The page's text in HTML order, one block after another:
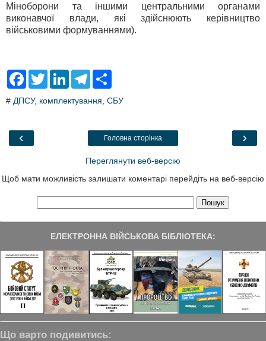
Міноборони та іншими центральними органами
виконавчої влади, які здійснюють керівництво
військовими формуваннями).
F
e
o
T
t
L
k
T
e
a
r
# ДПСУ, комплектування СБУ
‹ ›
Головна сторінка
Переглянути веб-версію
Щоб мати можливість залишати коментарі перейдіть на веб-версію
ЕЛЕКТРОННА ВІЙСЬКОВА БІБЛІОТЕКА:
Що варто подивитись: